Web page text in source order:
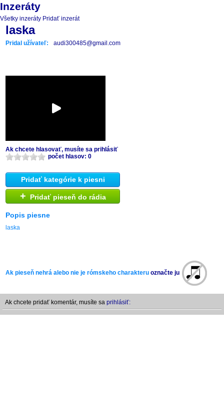
Inzeráty
Všetky inzeráty Pridať inzerát
laska
Pridal užívateľ: audi300485@gmail.com
Ak chcete hlasovať, musíte sa prihlásiť
počet hlasov: 0
Pridať kategórie k piesni
+ Pridať pieseň do rádia
Popis piesne
laska
Ak pieseň nehrá alebo nie je rómskeho charakteru označte ju
Ak chcete pridať komentár, musíte sa prihlásiť: